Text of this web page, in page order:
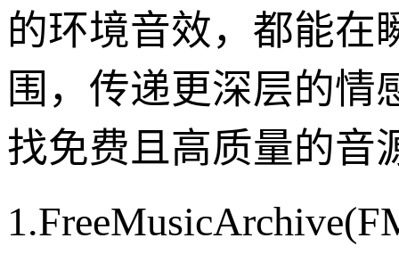
的环境音效，都能在
围，传递更深层的情
找免费且高质量的音